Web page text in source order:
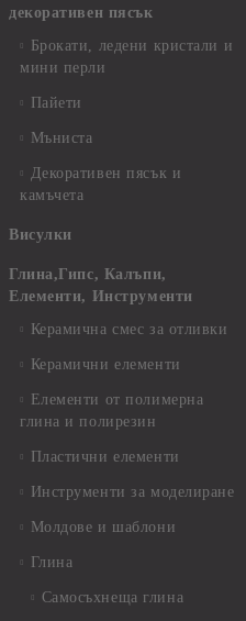
декоративен пясък
Брокати, ледени кристали и
мини перли
Пайети
Мъниста
Декоративен пясък и
камъчета
Висулки
Глина,Гипс, Калъпи,
Елементи, Инструменти
Керамична смес за отливки
Керамични елементи
Елементи от полимерна
глина и полирезин
Пластични елементи
Инструменти за моделиране
Молдове и шаблони
Глина
Самосъхнеща глина